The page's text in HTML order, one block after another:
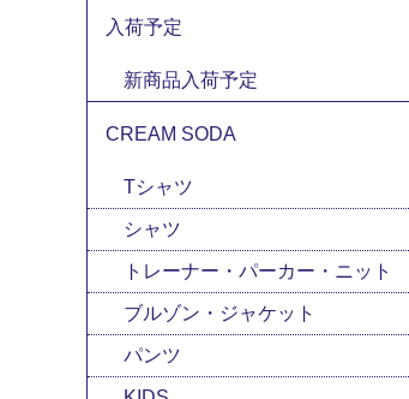
入荷予定
新商品入荷予定
CREAM SODA
Tシャツ
シャツ
トレーナー・パーカー・ニット
ブルゾン・ジャケット
パンツ